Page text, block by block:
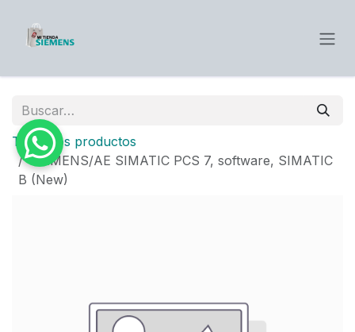
Todos los productos
SIEMENS/AE SIMATIC PCS 7, software, SIMATIC
B (New)